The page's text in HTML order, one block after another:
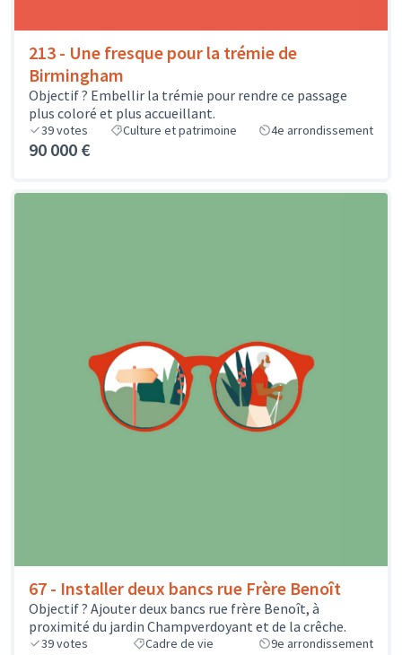
213 - Une fresque pour la trémie de
Birmingham
Objectif ? Embellir la trémie pour rendre ce passage
plus coloré et plus accueillant.
39votes Culture et patrimoine 4e arrondissement
90 000 €
67 - Installer deux bancs rue Frère Benoît
Objectif ? Ajouter deux bancs rue frère Benoît, à
proximité du jardin Champverdoyant et de la crêche.
39votes Cadre de vie 9e arrondissement